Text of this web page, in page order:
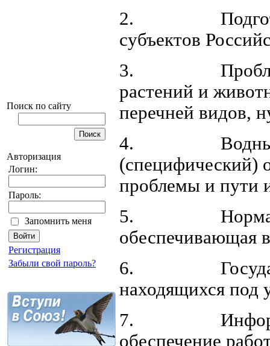
Поиск по сайту
Авторизация
Логин:
Пароль:
Запомнить меня
Регистрация
Забыли свой пароль?
2.
субъектов
3. Проблемы
растений и
перечней видов,
4. Водные
(специфический)
проблемы и пути
5.
обеспечивающая
6.
находящихся под
7.
обеспечение